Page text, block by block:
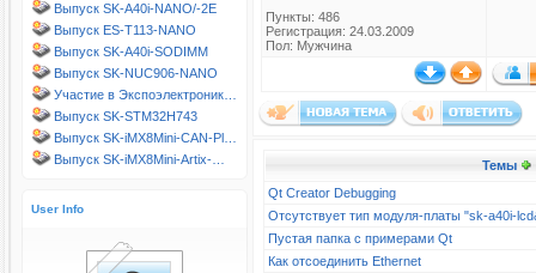
Выпуск SK-A40i-NANO/-2E
Выпуск ES-T113-NANO
Выпуск SK-A40i-SODIMM
Выпуск SK-NUC906-NANO
Участие в Экспоэлектроник…
Выпуск SK-STM32H743
Выпуск SK-iMX8Mini-CAN-Pl…
Выпуск SK-iMX8Mini-Artix-…
User Info
Пункты: 486
Регистрация: 24.03.2009
Пол: Мужчина
Темы
Qt Creator Debugging
Отсутствует тип модуля-платы "sk-a40i-
Пустая папка с примерами Qt
Как отсоединить Ethernet